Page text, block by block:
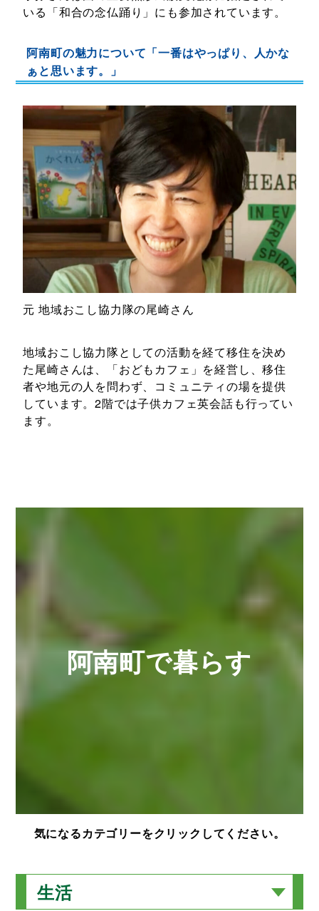
いる「和合の念仏踊り」にも参加されています。
阿南町の魅力について「一番はやっぱり、人かな
ぁと思います。」
元 地域おこし協力隊の尾崎さん
地域おこし協力隊としての活動を経て移住を決め
た尾崎さんは、「おどもカフェ」を経営し、移住
者や地元の人を問わず、コミュニティの場を提供
しています。2階では子供カフェ英会話も行ってい
ます。
阿南町で暮らす
気になるカテゴリーをクリックしてください。
生活